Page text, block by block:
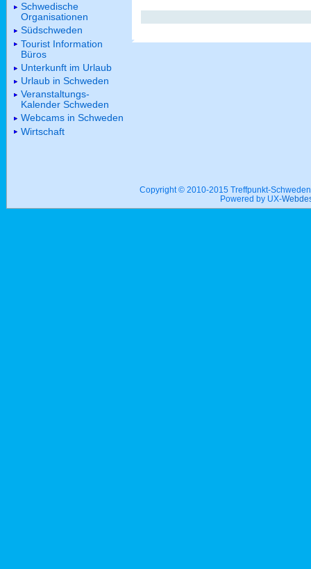
Schwedische
Organisationen
Südschweden
Tourist Information
Büros
Unterkunft im Urlaub
Urlaub in Schweden
Veranstaltungs-
Kalender Schweden
Webcams in Schweden
Wirtschaft
Copyright © 2010-2015 Treffpunkt-
Powered by UX-